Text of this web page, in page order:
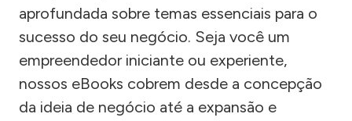
aprofundada sobre temas essenciais para o
sucesso do seu negócio. Seja você um
empreendedor iniciante ou experiente,
nossos eBooks cobrem desde a concepção
da ideia de negócio até a expansão e